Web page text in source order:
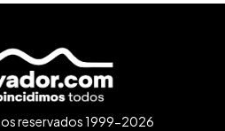
reservados 1999-2026